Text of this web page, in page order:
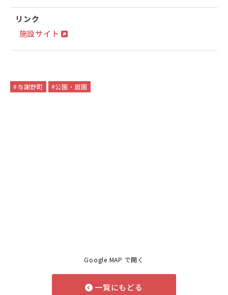
リンク
施設サイト
#与謝野町 #公園・庭園
Google MAP で開く
一覧にもどる